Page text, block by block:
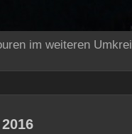
im weiteren